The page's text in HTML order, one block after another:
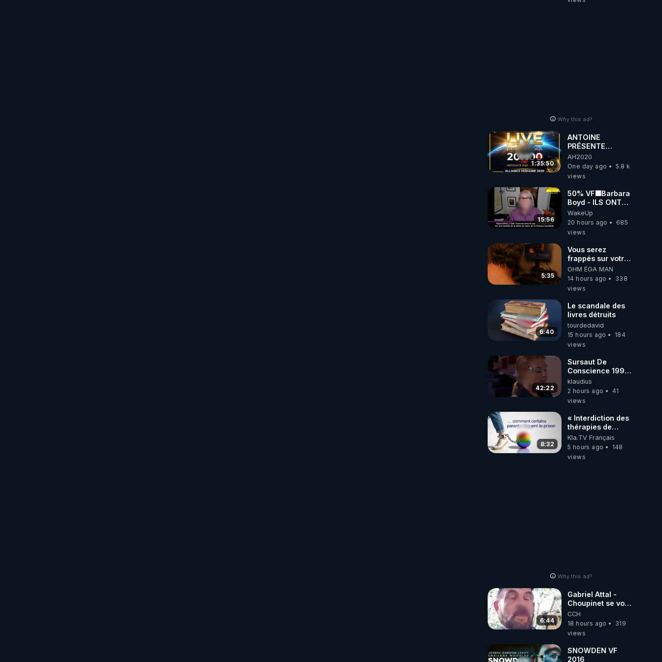
Why this ad?
1:35:50
ANTOINE
PRÉSENTE
AH2020 LE LIVE
20H ***DU
06/08/2026***
AH2020
One day ago
5.8 k
views
15:56
50% VF🟩Barbara
Boyd - ILS ONT
MENTI SUR TOUT
-Jocelyne
Traduction
WakeUp
20 hours ago
685
views
5:35
Vous serez
frappés sur votre
sol européens par
la faute des
dirigeants qui
le nez
OHM ÉGA MAN
14 hours ago
338
views
6:40
Le scandale des
livres détruits
tourdedavid
15 hours ago
184
views
42:22
Sursaut De
Conscience 1998
- toujours
d'actualité ....Au
Dela Du Réel
klaudius
2 hours ago
41
views
8:32
« Interdiction des
thérapies de
conversion »
Kla.TV Français
5 hours ago
148
views
Why this ad?
6:44
Gabriel Attal -
Choupinet se voit
en haut de
l'affiche
CCH
18 hours ago
319
views
SNOWDEN VF
2016